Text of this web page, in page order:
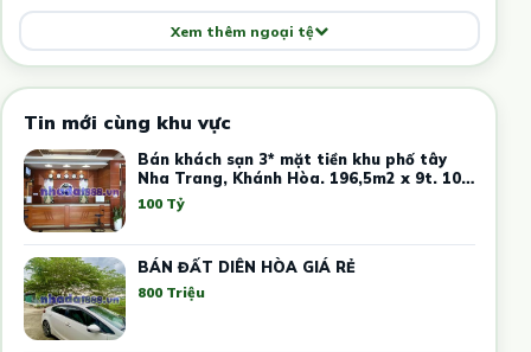
Xem thêm ngoại tệ
Tin mới cùng khu vực
Bán khách sạn 3* mặt tiền khu phố tây
Nha Trang, Khánh Hòa. 196,5m2 x 9t. 100
tỷ
100 Tỷ
BÁN ĐẤT DIÊN HÒA GIÁ RẺ
800 Triệu